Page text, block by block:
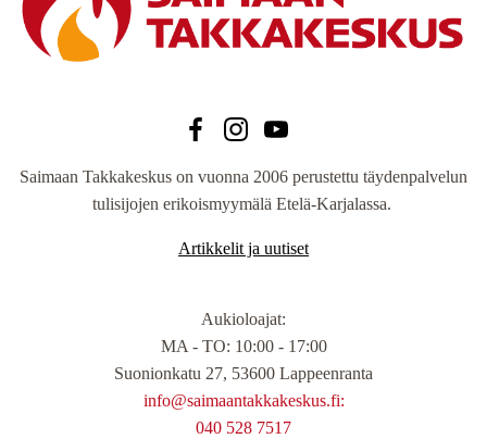
Saimaan Takkakeskus on vuonna 2006 perustettu täydenpalvelun
tulisijojen erikoismyymälä Etelä-Karjalassa.
Artikkelit ja uutiset
Aukioloajat:
MA - TO: 10:00 - 17:00
Suonionkatu 27, 53600 Lappeenranta
info@saimaantakkakeskus.fi:
040 528 7517